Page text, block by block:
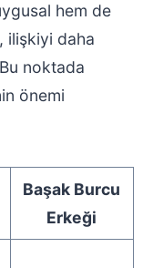
hem de
ilişkiyi daha
noktada
önemi
Başak Burcu
Erkeği